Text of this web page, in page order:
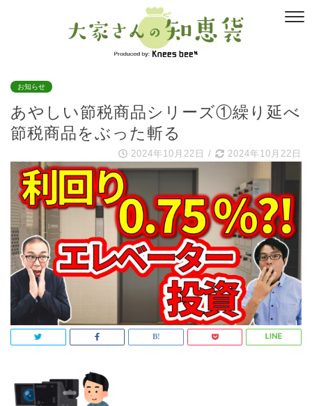
お知らせ
あやしい節税商品シリーズ①繰り延べ
節税商品をぶった斬る
2024年10月22日 / 2024年10月22日